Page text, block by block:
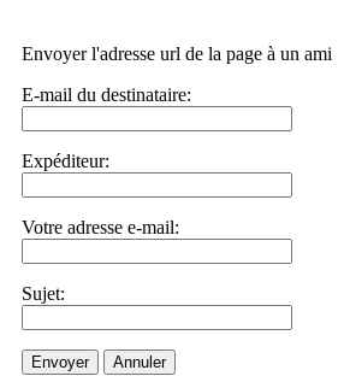
Envoyer l'adresse url de la page à un ami
E-mail du destinataire:
Expéditeur:
Votre adresse e-mail:
Sujet:
Envoyer Annuler